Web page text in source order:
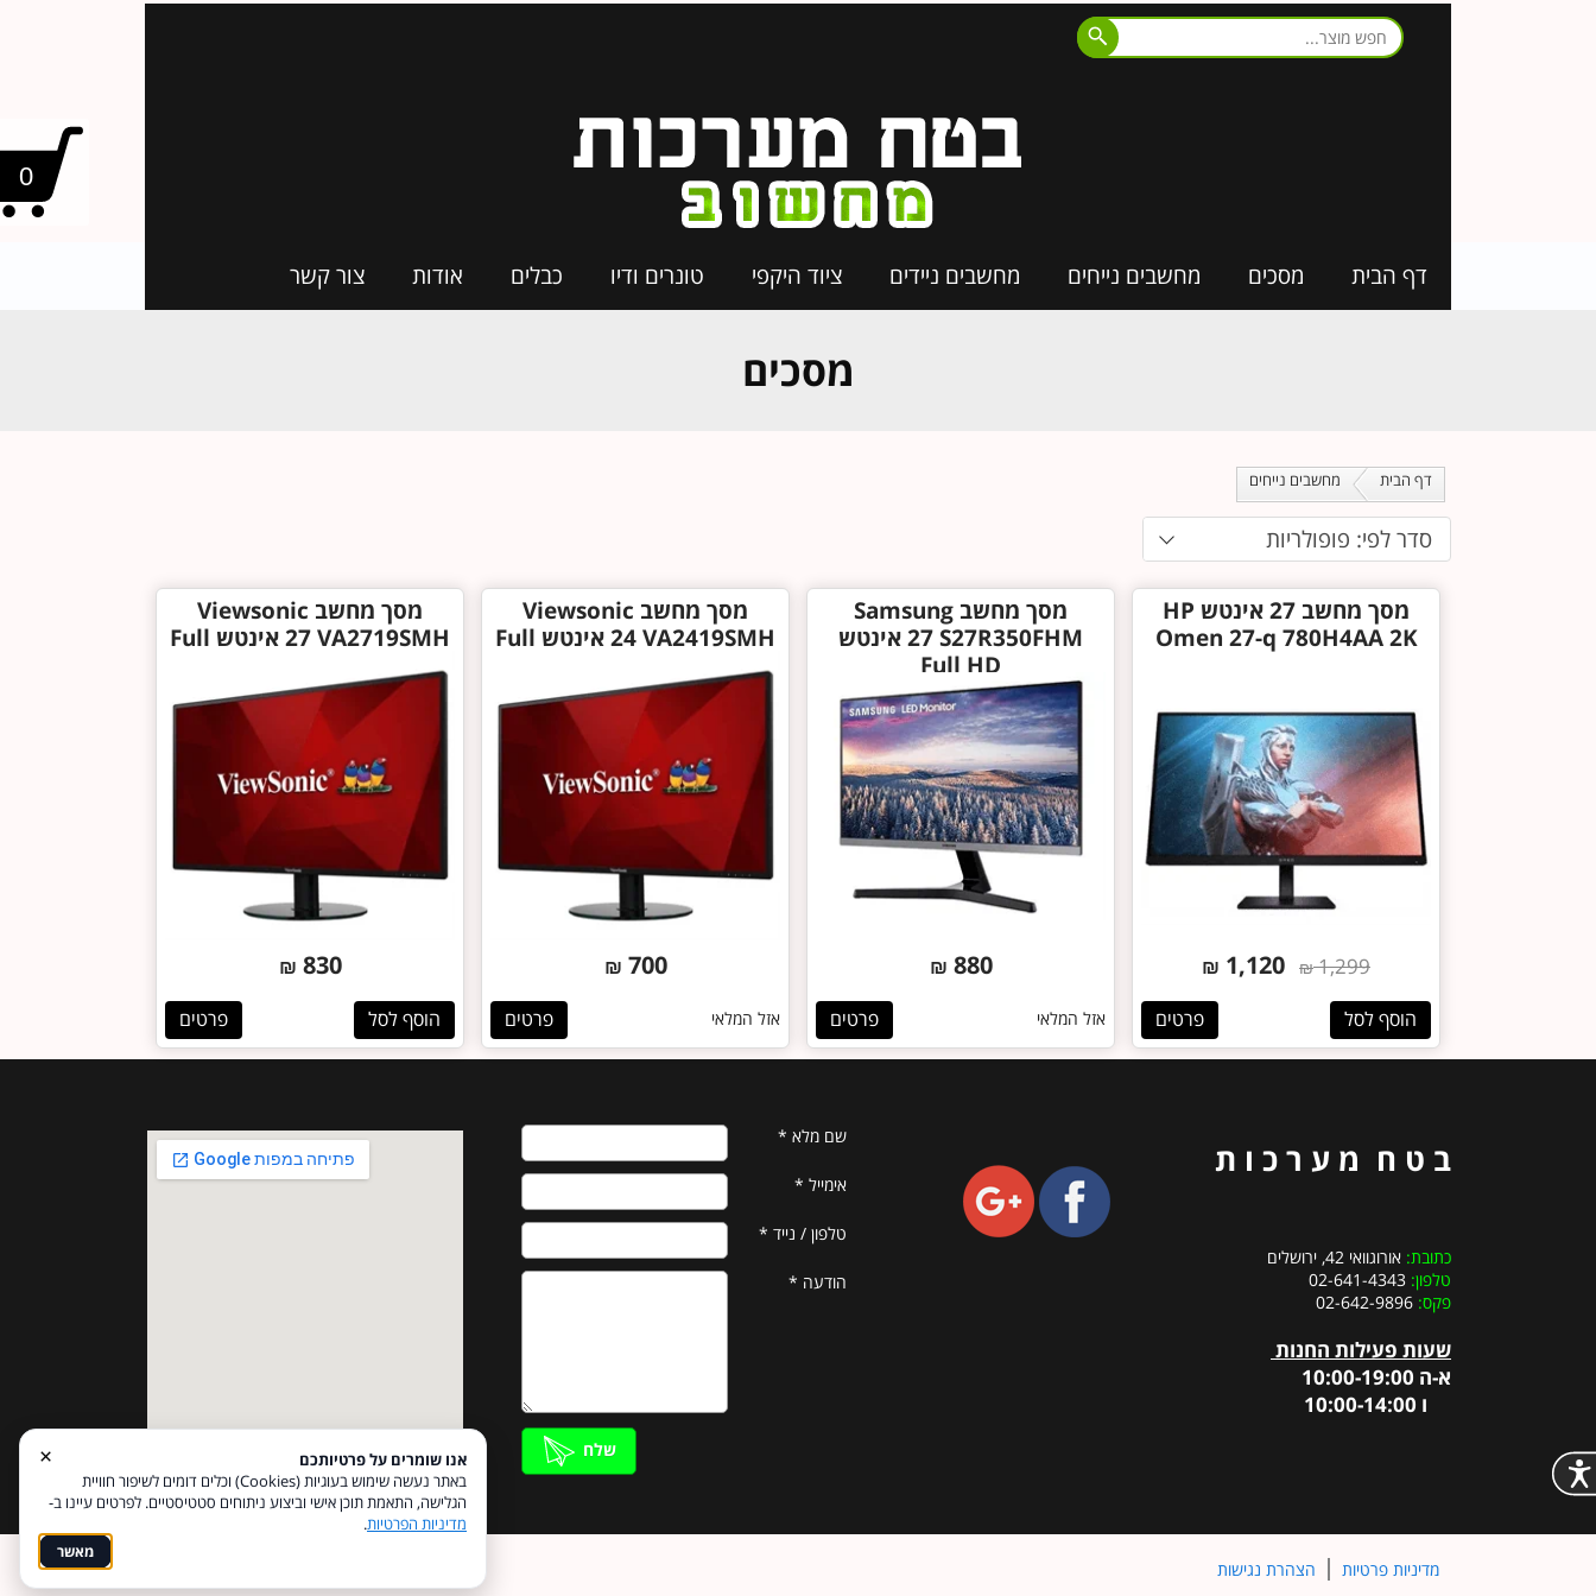
דף הבית מסכים מחשבים נייחים מחשבים ניידים ציוד היקפי טונרים ודיו כבלים אודות צור קשר
מסכים
דף הבית מחשבים נייחים
סדר לפי: פופולריות
מסך מחשב ‏27 ‏אינטש HP
Omen 27-q 780H4AA 2K
1,299
₪
1,120
₪
הוסף לסל פרטים
מסך מחשב Samsung
S27R350FHM ‏27 ‏אינטש
Full HD
880
₪
אזל המלאי פרטים
מסך מחשב Viewsonic
VA2419SMH ‏24 ‏אינטש Full
700
₪
אזל המלאי פרטים
מסך מחשב Viewsonic
VA2719SMH ‏27 ‏אינטש Full
830
₪
הוסף לסל פרטים
ב ט ח מ ע ר כ ו ת
כתובת: אורוגוואי 42, ירושלים
טלפון: 02-641-4343
פקס:
שעות פעילות החנות
א-ה 10:00-19:00
ו 10:00-14:00
שם מלא*
אימייל*
טלפון / נייד*
הודעה *
שלח
מדיניות פרטיות הצהרת נגישות
0
×
אנו שומרים על פרטיותכם
באתר נעשה שימוש בעוגיות (Cookies) וכלים דומים לשיפור חוויית
הגלישה, התאמת תוכן אישי וביצוע ניתוחים סטטיסטיים. לפרטים עיינו ב-
מדיניות הפרטיות.
מאשר